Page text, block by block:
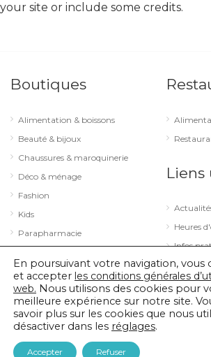
your site or include some credits.
Boutiques
Alimentation & boissons
Beauté & bijoux
Chaussures & maroquinerie
Déco & ménage
Fashion
Kids
Parapharmacie
Sport & loisirs
Technologie & optique
Liens
Heures
Infos
© 2026 City Concorde |Mentions légales
En poursuivant votre navigation, vous
et accepter les conditions générales
web. Nous utilisons des cookies pour
meilleure expérience sur notre site.
savoir plus sur les cookies que nous
désactiver dans les réglages.
Accepter Refuser